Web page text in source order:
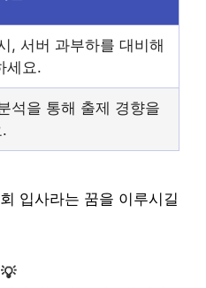
, 서버 과부하를 대비해
세요.
석을 통해 출제 경향을
입사라는 꿈을 이루시길
💡